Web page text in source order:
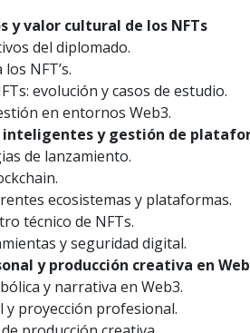
y valor cultural de los NFTs
del diplomado.
NFT’s.
evolución y casos de estudio.
en entornos Web3.
inteligentes y gestión de
de lanzamiento.
ecosistemas y plataformas.
técnico de NFTs.
y seguridad digital.
y producción creativa en
y narrativa en Web3.
y proyección profesional.